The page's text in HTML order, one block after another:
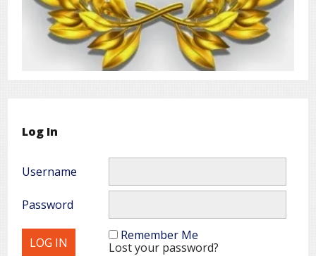
Log In
Username
Password
Remember Me
Lost your password?